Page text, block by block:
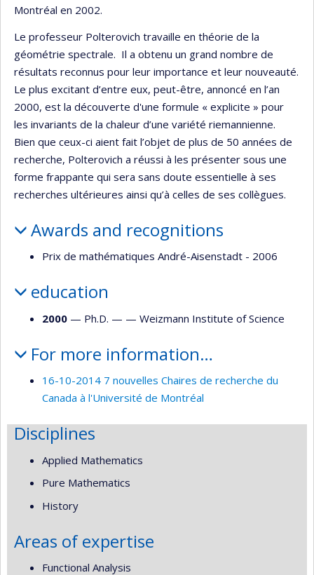
Montréal en 2002.
Le professeur Polterovich travaille en théorie de la
géométrie spectrale. Il a obtenu un grand nombre de
résultats reconnus pour leur importance et leur nouveauté.
Le plus excitant d’entre eux, peut-être, annoncé en l’an
2000, est la découverte d'une formule « explicite » pour
les invariants de la chaleur d’une variété riemannienne.
Bien que ceux-ci aient fait l’objet de plus de 50 années de
recherche, Polterovich a réussi à les présenter sous une
forme frappante qui sera sans doute essentielle à ses
recherches ultérieures ainsi qu’à celles de ses collègues.
Awards and recognitions
Prix de mathématiques André-Aisenstadt - 2006
education
2000 — Ph.D. — — Weizmann Institute of Science
For more information…
16-10-2014 7 nouvelles Chaires de recherche du
Canada à l'Université de Montréal
Disciplines
Applied Mathematics
Pure Mathematics
History
Areas of expertise
Functional Analysis